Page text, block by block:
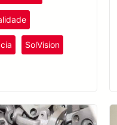
SolVision